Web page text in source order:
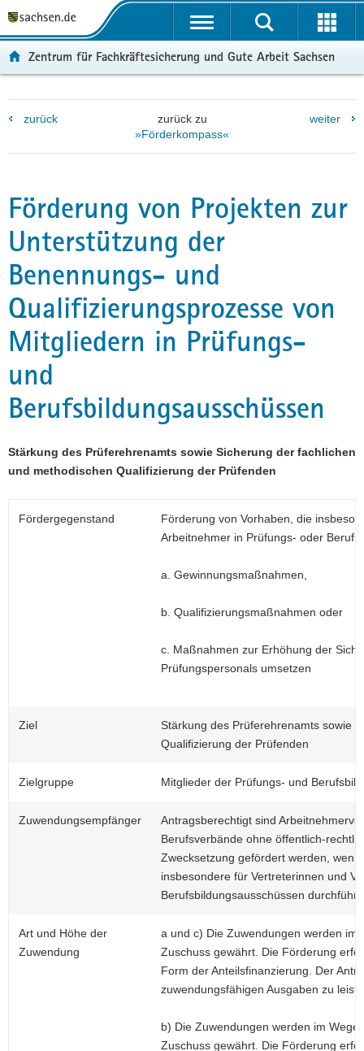
t
l
e
g
e
i
f
e
n
e
a
v
i
a
t
o
t
l
v
g
i
o
n
p
i
a
t
t
r
e
e
c
h
Zentrum für Fachkräftesicherung und Gute Arbeit Sachsen
zurück
zurück zu
»Förderkompass«
weiter
Förderung von Projekten zur
Unterstützung der
Benennungs- und
Qualifizierungsprozesse von
Mitgliedern in Prüfungs-
und
Berufsbildungsausschüssen
Stärkung des Prüferehrenamts sowie Sicherung der fachlichen
und methodischen Qualifizierung der Prüfenden
Fördergegenstand
Förderung von Vorhaben, die
Arbeitnehmer in Prüfungs- oder
a. Gewinnungsmaßnahmen,
b. Qualifizierungsmaßnahmen oder
c. Maßnahmen zur Erhöhung der
Prüfungspersonals umsetzen
Ziel
Stärkung des Prüferehrenamts sowie
Qualifizierung der Prüfenden
Zielgruppe Mitglieder der Prüfungs- und
Zuwendungsempfänger
Antragsberechtigt sind
Berufsverbände ohne öffentlich-
Zweck­setzung gefördert werden,
insbesondere für Vertreterinnen und
Berufsbildungsausschüssen
Art und Höhe der
Zuwendung
a und c) Die Zuwendungen werden
Zuschuss gewährt. Die Förderung
Form der Anteilsfinanzierung. Der
zuwendungsfähigen Ausgaben zu
b) Die Zuwendungen werden im
Zuschuss gewährt. Die Förderung